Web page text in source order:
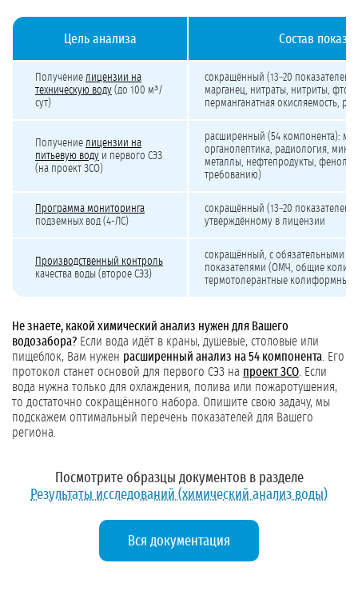
Цель анализа Состав
Получение лицензии на
техническую воду (до 100 м³/
сут)
сокращённый (13–20 показателей):
марганец, нитраты, нитриты,
перманганатная окисляемость, pH
Получение лицензии на
питьевую воду и первого СЭЗ
(на проект ЗСО)
расширенный (54 компонента):
органолептика, радиология,
металлы, нефтепродукты,
требованию)
Программа мониторинга
подземных вод (4-ЛС)
сокращённый (13–20
утверждённому в лицензии
Производственный контроль
качества воды (второе СЭЗ)
сокращённый, с обязательными
показателями (ОМЧ, общие
термотолерантные колиформные
Не знаете, какой химический анализ нужен для Вашего
водозабора? Если вода идёт в краны, душевые, столовые или
пищеблок, Вам нужен расширенный анализ на 54 компонента . Его
протокол станет основой для первого СЭЗ на проект ЗСО . Если
вода нужна только для охлаждения, полива или пожаротушения,
то достаточно сокращённого набора. Опишите свою задачу, мы
подскажем оптимальный перечень показателей для Вашего
региона.
Посмотрите образцы документов в разделе
Результаты исследований (химический анализ воды)
Вся документация